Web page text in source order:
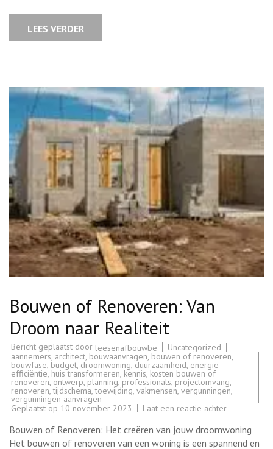
LEES VERDER
Bouwen of Renoveren: Van
Droom naar Realiteit
Bericht geplaatst door leesenafbouwbe
Uncategorized
aannemers architect bouwaanvragen bouwen of renoveren
bouwfase budget droomwoning ,duurzaamheid energie-
efficiëntie huis transformeren kennis kosten bouwen of
renoveren ontwerp planning professionals projectomvang
renoveren ,tijdschema ,toewijding vakmensen vergunningen
vergunningen aanvragen
Geplaatst op 10 november 2023 Laat een reactie achterop
Renoveren:
Van
Bouwen of Renoveren: Het creëren van jouw droomwoning
Het bouwen of renoveren van een woning is een spannend en